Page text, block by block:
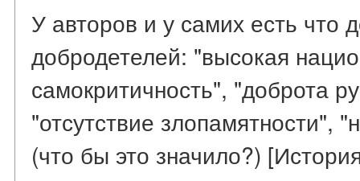
У авторов и у самих есть что
добродетелей: "высокая
самокритичность", "доброта
"отсутствие злопамятности",
(что бы это значило?)